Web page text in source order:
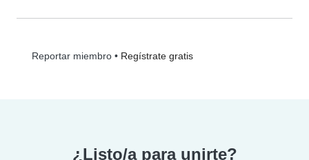
Reportar miembro• Regístrate gratis
¿Listo/a para unirte?